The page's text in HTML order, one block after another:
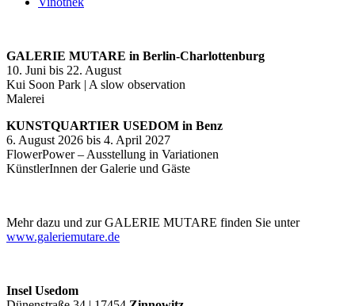
GALERIE MUTARE in Berlin-Charlottenburg
10. Juni bis 22. August
Kui Soon Park | A slow observation
Malerei
KUNSTQUARTIER USEDOM in Benz
6. August 2026 bis 4. April 2027
FlowerPower – Ausstellung in Variationen
KünstlerInnen der Galerie und Gäste
Mehr dazu und zur GALERIE MUTARE finden Sie unter
www.galeriemutare.de
Insel Usedom